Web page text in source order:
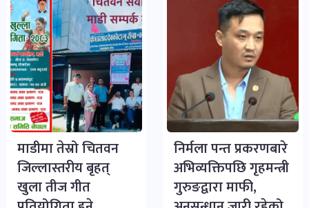
माडीमा तेस्रो चितवन
जिल्लास्तरीय बृहत्
खुला तीज गीत
निर्मला पन्त प्रकरणबारे
अभिव्यक्तिपछि गृहमन्त्री
गुरुङद्वारा माफी,